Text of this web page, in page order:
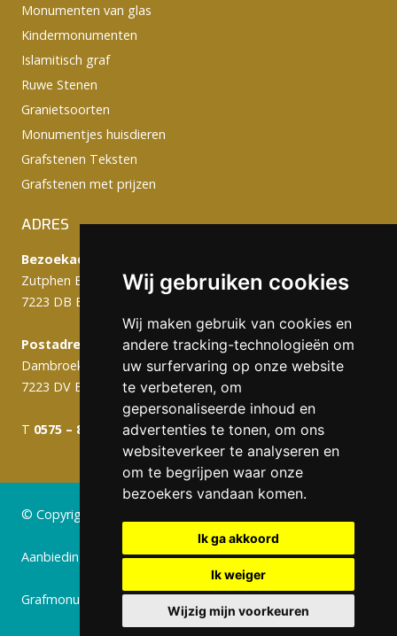
Wij gebruiken cookies
Wij maken gebruik van cookies en
andere tracking-technologieën om
uw surfervaring op onze website
te verbeteren, om
gepersonaliseerde inhoud en
advertenties te tonen, om ons
websiteverkeer te analyseren en
om te begrijpen waar onze
bezoekers vandaan komen.
Ik ga akkoord
Ik weiger
Wijzig mijn voorkeuren
Monumenten van glas
Kindermonumenten
Islamitisch graf
Ruwe Stenen
Granietsoorten
Monumentjes huisdieren
Grafstenen Teksten
Grafstenen met prijzen
ADRES
Bezoekadres:
Zutphen Emmerikseweg 103C
7223 DB Baak
Postadres (werkplaats):
Dambroek 10A
7223 DV Baak
T 0575 – 820 988 info@gerritsengrafmonumenten.nl
© Copyright 2024 Gerritsen Grafmonumenten
Aanbiedingen
Grafmonumenten